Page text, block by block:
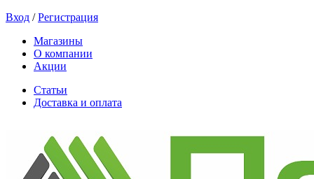
Вход /Регистрация
Магазины
О компании
Акции
Статьи
Доставка и оплата